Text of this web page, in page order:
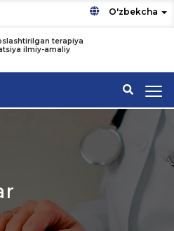
O'zbekcha
terapiya
ilmiy-amaliy